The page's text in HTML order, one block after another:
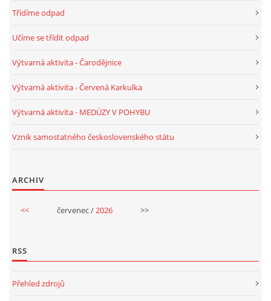
POHYBOVÉ AKTIVITY NA TÉMA LÉTO
BÁSNĚ K TÉMATU PODZIM
Třídíme odpad
Učíme se třídit odpad
Výtvarná aktivita - Čarodějnice
Výtvarná aktivita - Červená Karkulka
Výtvarná aktivita - MEDÚZY V POHYBU
Vznik samostatného československého státu
ARCHIV
<< červenec /2026 >>
RSS
Přehled zdrojů